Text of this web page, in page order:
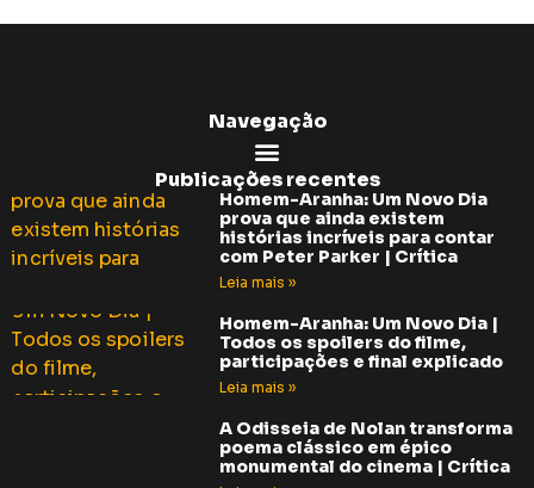
Navegação
Publicações recentes
Homem-Aranha: Um Novo Dia
prova que ainda existem
histórias incríveis para contar
com Peter Parker | Crítica
Leia mais »
Homem-Aranha: Um Novo Dia |
Todos os spoilers do filme,
participações e final explicado
Leia mais »
A Odisseia de Nolan transforma
poema clássico em épico
monumental do cinema | Crítica